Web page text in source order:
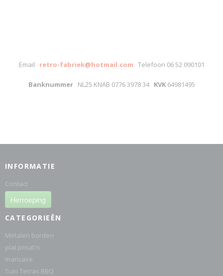
Email retro-fabriek@hotmail.com Telefoon 06 52 090101
Banknummer NL25 KNAB 0776 3978 34 KVK64981495
INFORMATIE
Contact
Herroeping
CATEGORIEËN
Metalen borden
plat proat'n
mancave
Tuin Terras BBQ